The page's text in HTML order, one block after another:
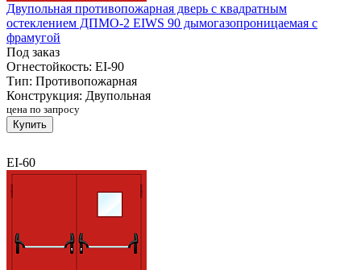
Двупольная противопожарная дверь с квадратным
остеклением ДПМО-2 EIWS 90 дымогазопроницаемая с
фрамугой
Под заказ
Огнестойкость: EI-90
Тип: Противопожарная
Конструкция: Двупольная
цена по запросу
Купить
EI-60